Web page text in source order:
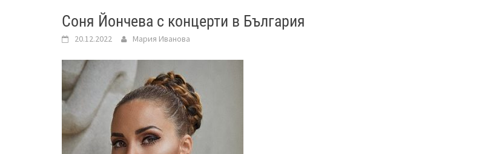
Соня Йончева с концерти в България
20.12.2022 Мария Иванова